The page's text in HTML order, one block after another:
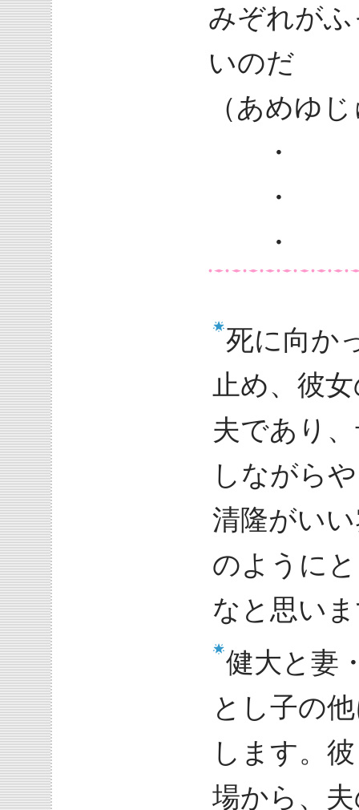
みぞれが
いのだ
（あめゆ
・
・
・
死に向か
止め、彼
夫であり
しながら
清隆がい
のように
なと思い
健大と妻
とし子の
します。
場から、